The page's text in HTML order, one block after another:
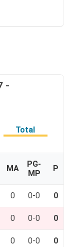
-
Total
MA
PG-
MP
P
0 0-0 0
0 0-0 0
0 0-0 0